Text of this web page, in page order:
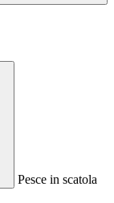
Pesce in scatola